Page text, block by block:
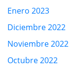
Enero 2023
Diciembre 2022
Noviembre 2022
Octubre 2022